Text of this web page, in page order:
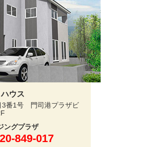
ウス
3番1号 門司港プラザビ
ングプラザ
849-017